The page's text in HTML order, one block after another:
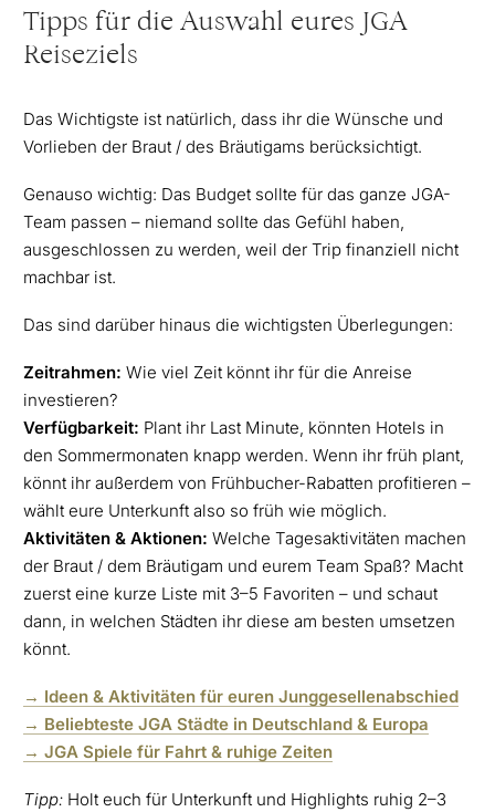
Tipps für die Auswahl eures JGA
Reiseziels
Das Wichtigste ist natürlich, dass ihr die Wünsche und
Vorlieben der Braut / des Bräutigams berücksichtigt.
Genauso wichtig: Das Budget sollte für das ganze JGA-
Team passen – niemand sollte das Gefühl haben,
ausgeschlossen zu werden, weil der Trip finanziell nicht
machbar ist.
Das sind darüber hinaus die wichtigsten Überlegungen:
Zeitrahmen: Wie viel Zeit könnt ihr für die Anreise
investieren?
Verfügbarkeit: Plant ihr Last Minute, könnten Hotels in
den Sommermonaten knapp werden. Wenn ihr früh plant,
könnt ihr außerdem von Frühbucher-Rabatten profitieren –
wählt eure Unterkunft also so früh wie möglich.
Aktivitäten & Aktionen: Welche Tagesaktivitäten machen
der Braut / dem Bräutigam und eurem Team Spaß? Macht
zuerst eine kurze Liste mit 3–5 Favoriten – und schaut
dann, in welchen Städten ihr diese am besten umsetzen
könnt.
→ Ideen & Aktivitäten für euren Junggesellenabschied
→ Beliebteste JGA Städte in Deutschland & Europa
→ JGA Spiele für Fahrt & ruhige Zeiten
Tipp: Holt euch für Unterkunft und Highlights ruhig 2–3